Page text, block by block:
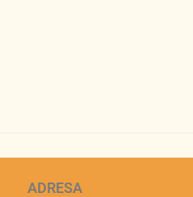
ADRESA